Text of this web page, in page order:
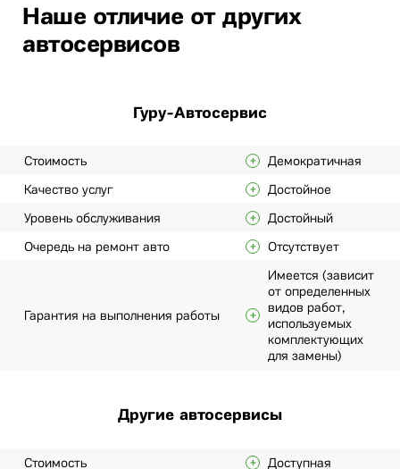
Наше отличие от других
автосервисов
Гуру-Автосервис
Стоимость
Демократичная
Качество услуг
Достойное
Уровень обслуживания
Достойный
Очередь на ремонт авто
Отсутствует
Гарантия на выполнения работы
Имеется (зависит
от определенных
видов работ,
используемых
комплектующих
для замены)
Другие автосервисы
Стоимость Доступная